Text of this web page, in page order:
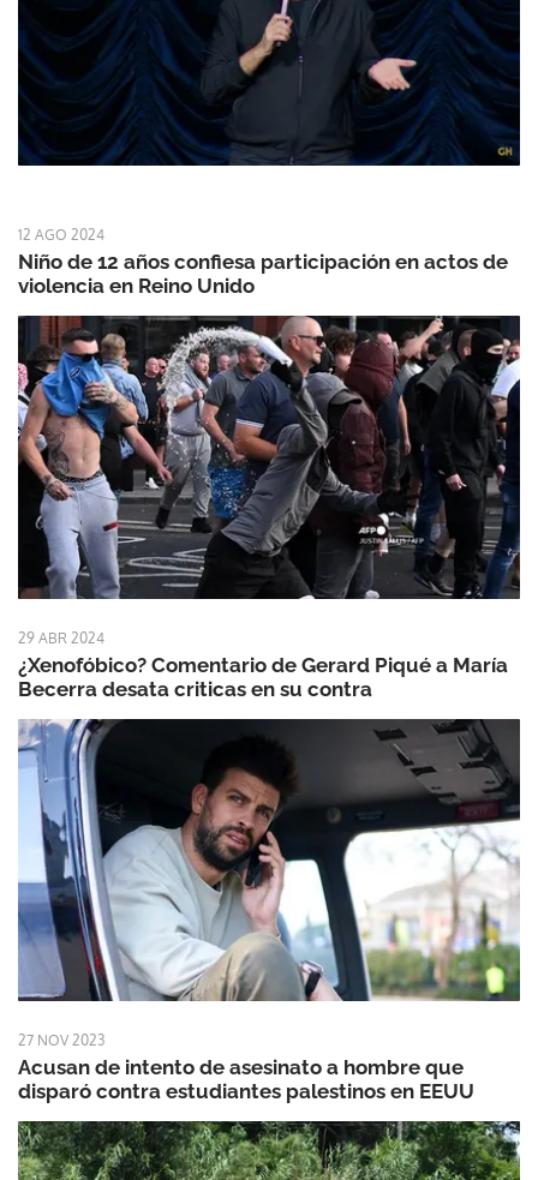
12 AGO 2024
Niño de 12 años confiesa participación en actos de
violencia en Reino Unido
29 ABR 2024
¿Xenofóbico? Comentario de Gerard Piqué a María
Becerra desata criticas en su contra
27 NOV 2023
Acusan de intento de asesinato a hombre que
disparó contra estudiantes palestinos en EEUU